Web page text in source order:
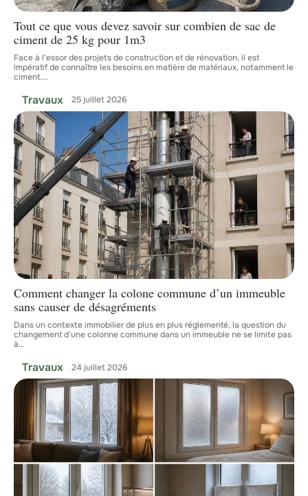
Tout ce que vous devez savoir sur combien de sac de
ciment de 25 kg pour 1m3
Face à l'essor des projets de construction et de rénovation, il est
impératif de connaître les besoins en matière de matériaux, notamment le
ciment.…
Travaux 25 juillet 2026
Comment changer la colone commune d’un immeuble
sans causer de désagréments
Dans un contexte immobilier de plus en plus réglementé, la question du
changement d'une colonne commune dans un immeuble ne se limite pas
à…
Travaux 24 juillet 2026